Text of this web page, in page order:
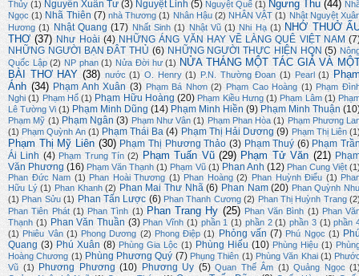
Thủy (1) Nguyễn Xuân Tư (3) Nguyệt Linh (5) Nguyệt Quế (1) Ngưng Thu (44)
Ngọc (1) Nhã Thiên (7) nhà Thương (1) Nhân Hậu (2) NHÂN VẬT (1) Nhật Nguyệt
Hương (1) Nhật Quang (17) Nhất Sinh (1) Nhật Vũ (1) Nhi Hạ (1) NHỚ THUỞ
THƠ (37) Như Hoài (4) NHỮNG ÁNG VĂN HAY VỀ LÀNG QUÊ VIỆT NAM
NHỮNG NGƯỜI BẠN ĐÂT THỦ (6) NHỮNG NGƯỜI THỰC HIỆN HQN (5)
Quốc Lập (2) NP phan (1) Nửa Đời hư (1) NỬA THÁNG MỘT TÁC GIẢ VÀ
BÀI THƠ HAY (38) nước (1) O. Henry (1) P.N. Thường Đoan (1) Pearl (1)
Ánh (34) Phạm Anh Xuân (3) Phạm Bá Nhơn (2) Phạm Cao Hoàng (1) Phạm
Nghi (1) Phạm Hổ (1) Phạm Hữu Hoàng (20) Phạm Kiều Hưng (1) Phạm Lâm (1)
Lê Tường Vi (1) Phạm Minh Dũng (14) Phạm Minh Hiền (9) Phạm Minh Thuận
Phạm Mỹ (1) Phạm Ngân (3) Phạm Như Vân (1) Phạm Phan Hòa (1) Phạm Phương
(1) Phạm Quỳnh An (1) Phạm Thái Ba (4) Phạm Thị Hải Dương (9) Phạm Thị Liên
Phạm Thị Mỹ Liên (30) Phạm Thị Phương Thảo (3) Phạm Thuý (6) Phạm
Ái Linh (4) Phạm Trung Tín (2) Phạm Tuấn Vũ (29) Phạm Tử Văn (21)
Văn Phương (16) Phạm Văn Thạnh (1) Phạm Vũ (1) Phan Anh (12) Phan Cung Việt
Phan Đức Nam (1) Phan Hoài Thương (1) Phan Hoàng (2) Phan Huỳnh Điểu (1)
Hữu Lý (1) Phan Khanh (2) Phan Mai Thư Nhã (6) Phan Nam (20) Phan Quỳnh
(1) Phan Sửu (1) Phan Tấn Lược (6) Phan Thanh Cương (2) Phan Thị Huỳnh Trang
Phan Tiên Phát (1) Phan Tình (1) Phan Trang Hy (25) Phan Văn Bình (1) Phan
Thạnh (1) Phan Văn Thuần (3) Phan Vĩnh (1) phần 1 (1) phần 2 (1) phần 3 (1) phần
(1) Phiêu Vân (1) Phong Dương (2) Phong Điệp (1) Phỏng vấn (7) Phú Ngọc (1)
Quang (3) Phú Xuân (8) Phùng Gia Lộc (1) Phùng Hiếu (10) Phùng Hiệu (1)
Hoàng Chương (1) Phùng Phương Quý (7) Phụng Thiên (1) Phùng Văn Khai (1)
Vũ (1) Phương Phương (10) Phương Uy (5) Quan Thế Âm (1) Quảng Ngọc